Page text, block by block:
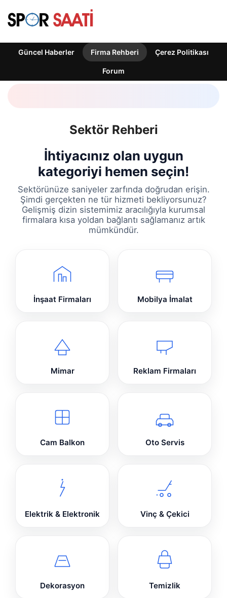
Güncel Haberler Firma Rehberi Çerez Politikası
Forum
Sektör Rehberi
İhtiyacınız olan uygun
kategoriyi hemen seçin!
Sektörünüze saniyeler zarfında doğrudan erişin.
Şimdi gerçekten ne tür hizmeti bekliyorsunuz?
Gelişmiş dizin sistemimiz aracılığıyla kurumsal
firmalara kısa yoldan bağlantı sağlamanız artık
mümkündür.
İnşaat Firmaları Mobilya İmalat
Mimar Reklam Firmaları
Cam Balkon Oto Servis
Elektrik & Elektronik Vinç & Çekici
Dekorasyon Temizlik